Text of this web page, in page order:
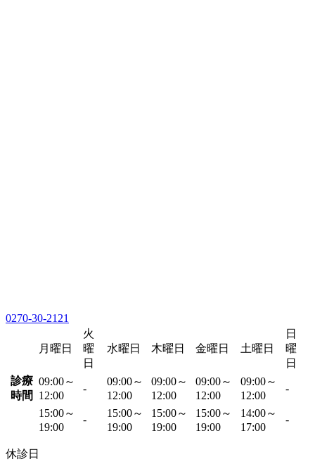
0270-30-2121
月曜日
火
曜
日
水曜日 木曜日 金曜日 土曜日
日
曜
日
診療
時間
09:00～
12:00
-
09:00～
12:00
09:00～
12:00
09:00～
12:00
09:00～
12:00
-
15:00～
19:00
-
15:00～
19:00
15:00～
19:00
15:00～
19:00
14:00～
17:00
-
休診日